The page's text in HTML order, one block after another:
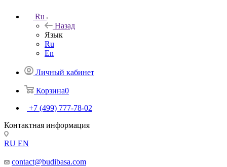
Ru
Назад
Язык
Ru
En
Личный кабинет
Корзина0
+7 (499) 777-78-02
Контактная информация
RU EN
contact@budibasa.com